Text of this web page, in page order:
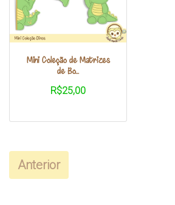
Mini Coleção de Matrizes
de Bo...
R$25,00
Anterior